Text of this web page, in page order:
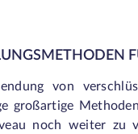
von
großartige
noch weiter zu